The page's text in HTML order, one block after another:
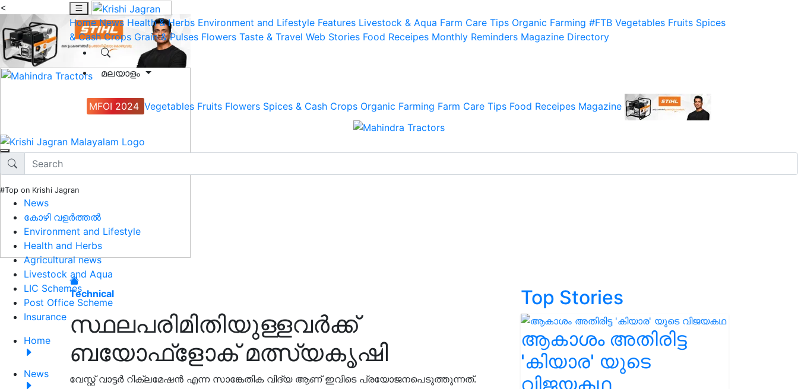
<
Home News Health & Herbs Environment and Lifestyle Features Livestock & Aqua Farm Care Tips Organic Farming #FTB Vegetables Fruits Spices
& Cash Crops Grain & Pulses Flowers Taste & Travel Web Stories Food Receipes Monthly Reminders Magazine Directory
മലയാളം
MFOI 2024 Vegetables Fruits Flowers Spices & Cash Crops Organic Farming Farm Care Tips Food Receipes Magazine
#Top on Krishi Jagran
News
കോഴി വളർത്തൽ
Environment and Lifestyle
Health and Herbs
Agricultural news
Livestock and Aqua
LIC Schemes
Post Office Scheme
Insurance
Home
News
Technical
സ്ഥലപരിമിതിയുള്ളവർക്ക്
ബയോഫ്‌ളോക്‌ മത്സ്യകൃഷി
വേസ്റ്റ് വാട്ടർ റിക്ലമേഷൻ എന്ന സാങ്കേതിക വിദ്യ ആണ് ഇവിടെ പ്രയോജനപെടുത്തുന്നത്.
Top Stories
ആകാശം അതിരിട്ട
'കിയാര' യുടെ
വിജയകഥ